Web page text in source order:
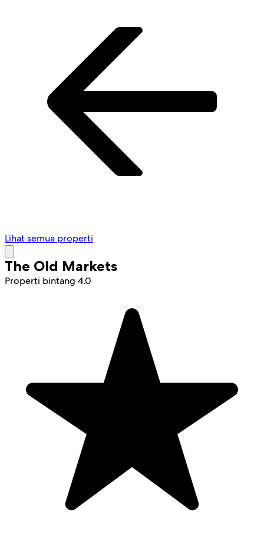
Lihat semua properti
The Old Markets
Properti bintang 4.0